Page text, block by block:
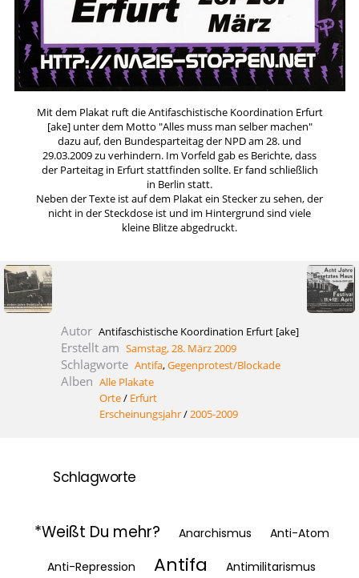
Mit dem Plakat ruft die Antifaschistische Koordination Erfurt
[ake] unter dem Motto "Alles muss man selber machen"
dazu auf, den Bundesparteitag der NPD am 28. und
29.03.2009 zu verhindern. Im Vorfeld gab es Berichte, dass
der Parteitag in Erfurt stattfinden sollte. Er fand schließlich
in Berlin statt.
Neben der Texte ist auf dem Plakat ein Stecker zu sehen, der
nicht in der Steckdose ist und im Hintergrund sind viele
kleine Blitze abgedruckt.
Autor Antifaschistische Koordination Erfurt [ake]
Erstellt am Samstag, 28. März 2009
Schlagworte Antifa,Gegenprotest/Blockade
Alben Alle Plakate
Orte/ Erfurt
Erscheinungsjahr/2005-2009
Schlagworte
*Weißt Du mehr? Anarchismus Anti-Atom
Anti-Repression Antifa Antimilitarismus